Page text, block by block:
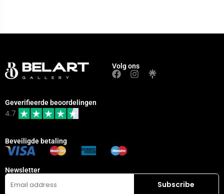
Volg ons
Geverifieerde beoordelingen
4.7
Beveiligde betaling
Newsletter